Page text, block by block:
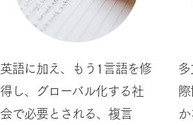
英語に加え、もう1言語を修
得し、グローバル化する社
会で必要とされる、複言